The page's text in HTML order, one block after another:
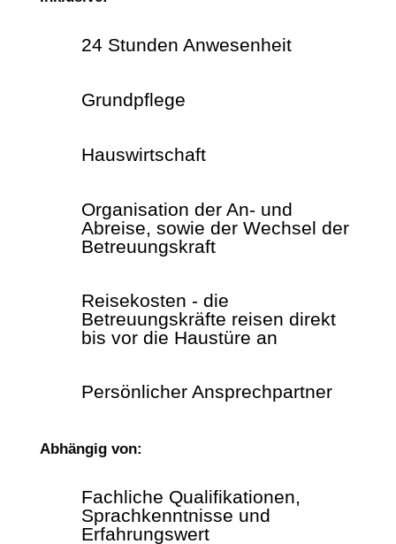
24 Stunden Anwesenheit
Grundpflege
Hauswirtschaft
Organisation der An- und
Abreise, sowie der Wechsel der
Betreuungskraft
Reisekosten - die
Betreuungskräfte reisen direkt
bis vor die Haustüre an
Persönlicher Ansprechpartner
Abhängig von:
Fachliche Qualifikationen,
Sprachkenntnisse und
Erfahrungswert